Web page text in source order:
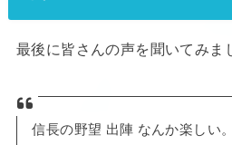
最後に皆さんの声を聞いてみま
信長の野望 出陣 なんか楽しい。